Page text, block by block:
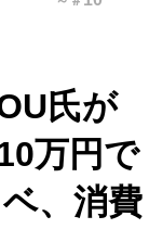
氏が
万円で
、消費